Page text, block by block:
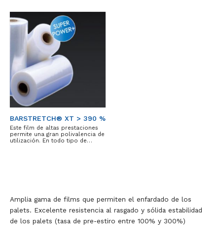
BARSTRETCH® XT > 390 %
Este film de altas prestaciones
permite una gran polivalencia de
utilización. En todo tipo de…
Amplia gama de films que permiten el enfardado de los
palets. Excelente resistencia al rasgado y sólida estabilidad
de los palets (tasa de pre-estiro entre 100% y 300%)